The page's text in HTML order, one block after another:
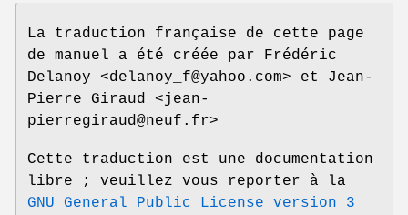
La traduction française de cette page
de manuel a été créée par Frédéric
Delanoy <delanoy_f@yahoo.com> et Jean-
Pierre Giraud <jean-
pierregiraud@neuf.fr>
Cette traduction est une documentation
libre ; veuillez vous reporter à la
GNU General Public License version 3